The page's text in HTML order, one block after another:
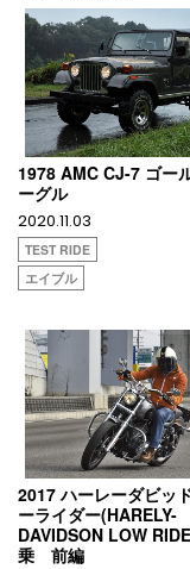
1978 AMC CJ-7 ゴー
ーグル
2020.11.03
TEST RIDE
エイブル
2017 ハーレーダビッ
ーライダー(HARELY-
DAVIDSON LOW
乗 前編